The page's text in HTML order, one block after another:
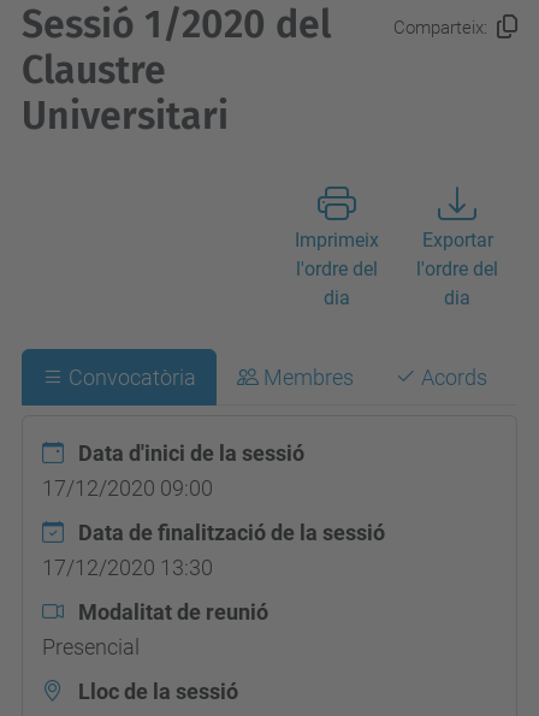
Comparteix:
Sessió 1/2020 del
Claustre
Universitari
Imprimeix
l'ordre del
dia
Exportar
l'ordre del
dia
Convocatòria Membres Acords
Data d'inici de la sessió
17/12/2020 09:00
Data de finalització de la sessió
17/12/2020 13:30
Modalitat de reunió
Presencial
Lloc de la sessió